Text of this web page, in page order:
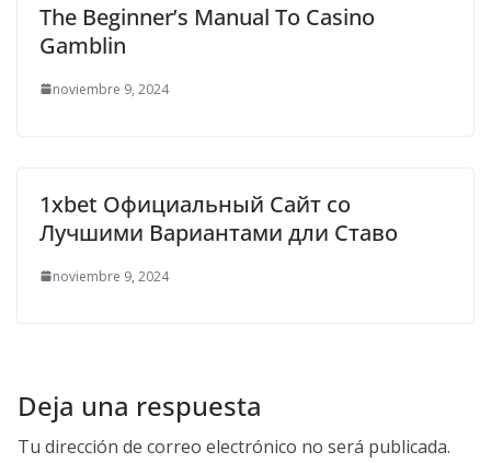
The Beginner’s Manual To Casino
Gamblin
noviembre 9, 2024
1xbet Официальный Сайт со
Лучшими Вариантами дли Ставо
noviembre 9, 2024
Deja una respuesta
Tu dirección de correo electrónico no será publicada.